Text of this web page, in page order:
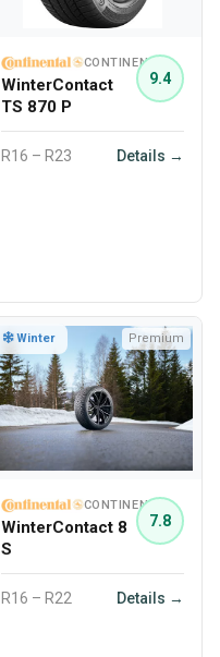
CONTINENTAL
WinterContact
TS 870 P
9.4
R16 – R23 Details →
Winter Premium
CONTINENTAL
WinterContact 8
S
7.8
R16 – R22 Details →